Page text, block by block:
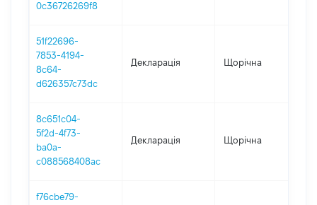
0c36726269f8
51f22696-
7853-4194-
8c64-
d626357c73dc
Декларація Щорічна
8c651c04-
5f2d-4f73-
ba0a-
c088568408ac
Декларація Щорічна
f76cbe79-